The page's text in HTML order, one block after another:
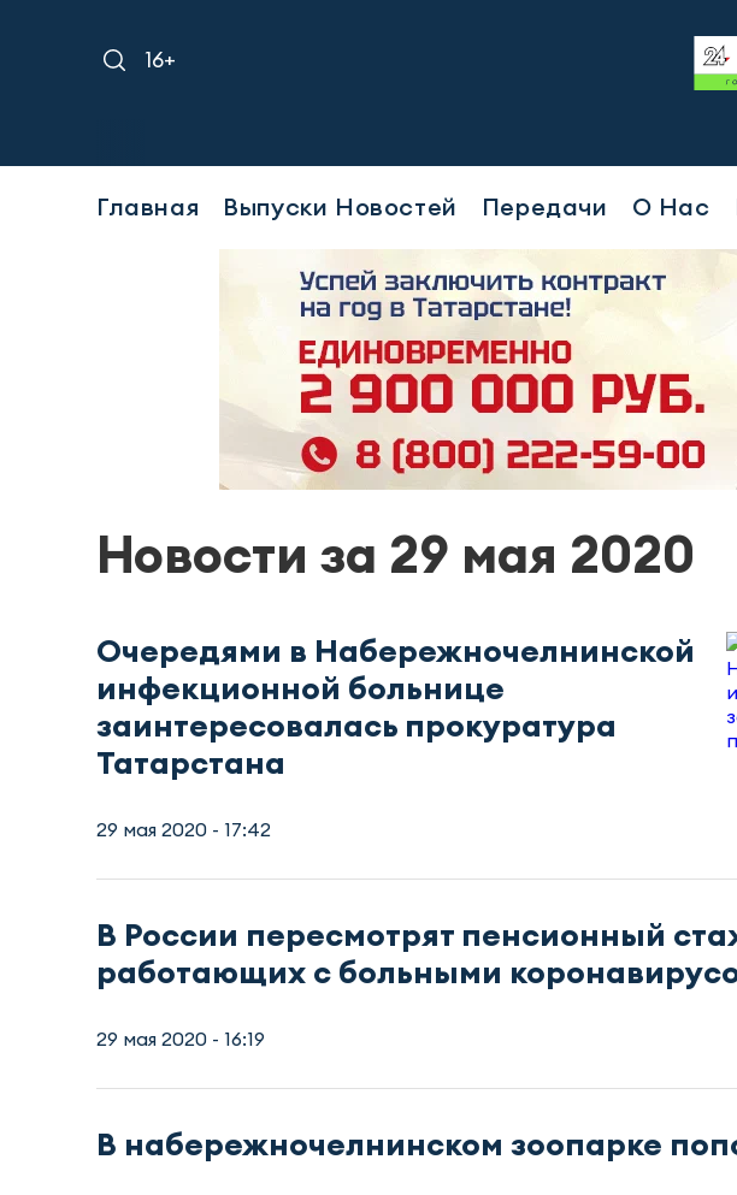
16+
Главная Выпуски Новостей Передачи О Нас
Новости за 29 мая 2020
Очередями в Набережночелнинской
инфекционной больнице
заинтересовалась прокуратура
Татарстана
29 мая 2020 - 17:42
В России пересмотрят пенсионный
работающих с больными
29 мая 2020 - 16:19
В набережночелнинском зоопарке